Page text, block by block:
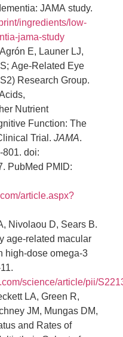
JAMA study.
ingredients/low-
jama-study
E, Launer LJ,
Age-Related Eye
Research Group.
Nutrient
Function: The
Trial. JAMA.
doi:
PubMed PMID:
article.aspx?
Nivolaou D, Sears B.
age-related macular
high-dose omega-3
science/article/pii/
LA, Green R,
JM, Mungas DM,
and Rates of